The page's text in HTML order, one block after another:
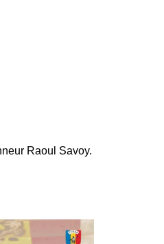
Raoul Savoy.